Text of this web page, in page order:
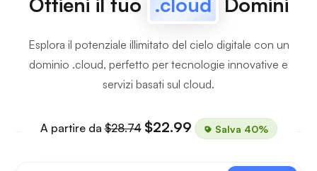
Esplora il potenziale illimitato del cielo digitale con un
dominio .cloud, perfetto per tecnologie innovative e
servizi basati sul cloud.
A partire da$28.74 $22.99 Salva 40%